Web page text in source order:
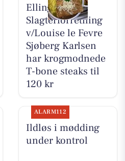
Elling
Slagterforretning
v/Louise le Fevre
Sjøberg Karlsen
har krogmodnede
T-bone steaks til
120 kr
ALARM112
Ildløs i mødding
under kontrol